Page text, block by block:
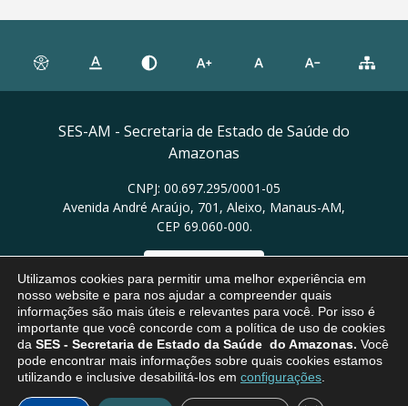
SES-AM - Secretaria de Estado de Saúde do
Amazonas
CNPJ: 00.697.295/0001-05
Avenida André Araújo, 701, Aleixo, Manaus-AM,
CEP 69.060-000.
Utilizamos cookies para permitir uma melhor experiência em
nosso website e para nos ajudar a compreender quais
informações são mais úteis e relevantes para você. Por isso é
importante que você concorde com a política de uso de cookies
da SES - Secretaria de Estado da Saúde do Amazonas. Você
pode encontrar mais informações sobre quais cookies estamos
utilizando e inclusive desabilitá-los em configurações